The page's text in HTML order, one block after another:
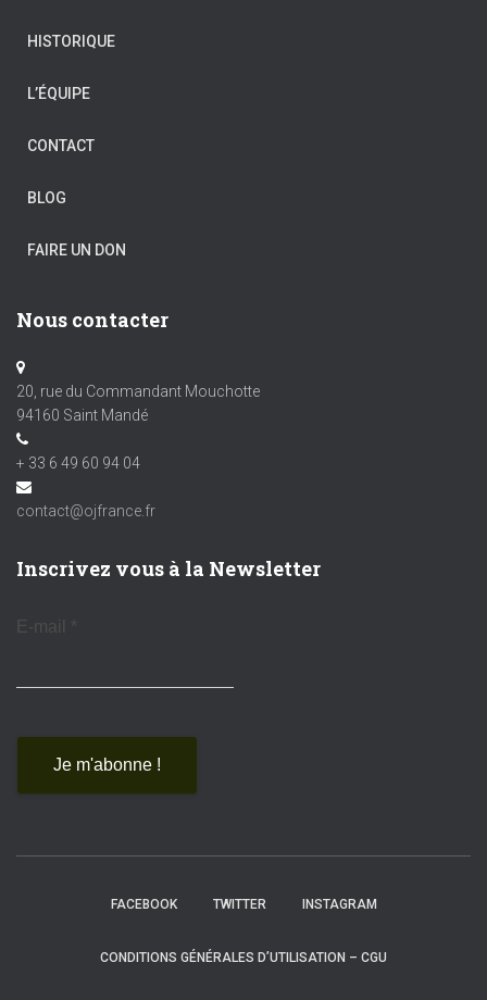
HISTORIQUE
L’ÉQUIPE
CONTACT
BLOG
FAIRE UN DON
Nous contacter
20, rue du Commandant Mouchotte
94160 Saint Mandé
+ 33 6 49 60 94 04
contact@ojfrance.fr
Inscrivez vous à la Newsletter
E-mail *
FACEBOOK TWITTER INSTAGRAM
CONDITIONS GÉNÉRALES D’UTILISATION – CGU